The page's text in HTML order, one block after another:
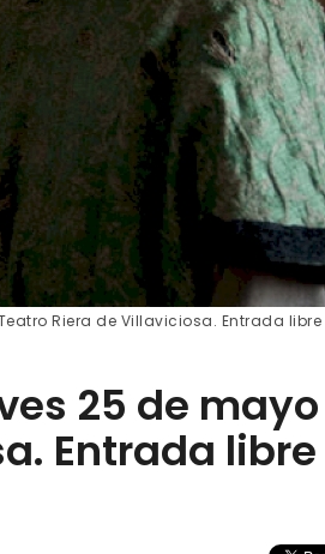
Riera de Villaviciosa. Entrada libre
25 de mayo
Entrada libre